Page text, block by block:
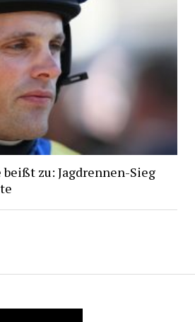
zu: Jagdrennen-Sieg